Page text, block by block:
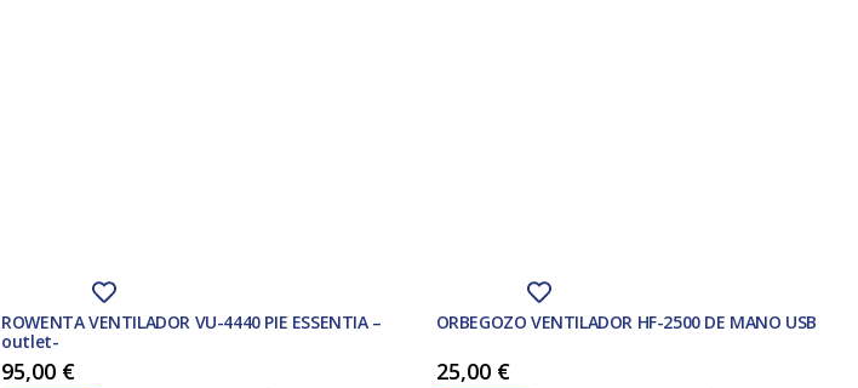
ROWENTA VENTILADOR VU-4440 PIE ESSENTIA –
outlet-
95,00 €
ORBEGOZO VENTILADOR HF-2500 DE MANO USB
25,00 €